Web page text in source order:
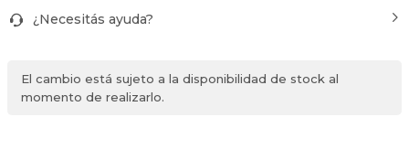
¿Necesitás ayuda?
El cambio está sujeto a la disponibilidad de stock al
momento de realizarlo.